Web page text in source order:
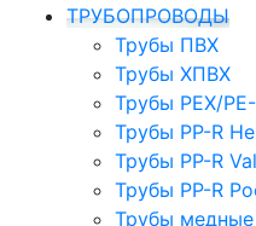
ТРУБОПРОВОДЫ
Трубы ПВХ
Трубы ХПВХ
Трубы PEX/
Трубы PP-R
Трубы PP-R
Трубы PP-R
Трубы медные